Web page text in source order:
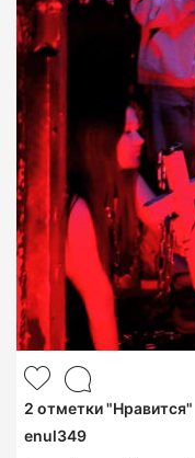
2 отметки "Нравится"
enul349